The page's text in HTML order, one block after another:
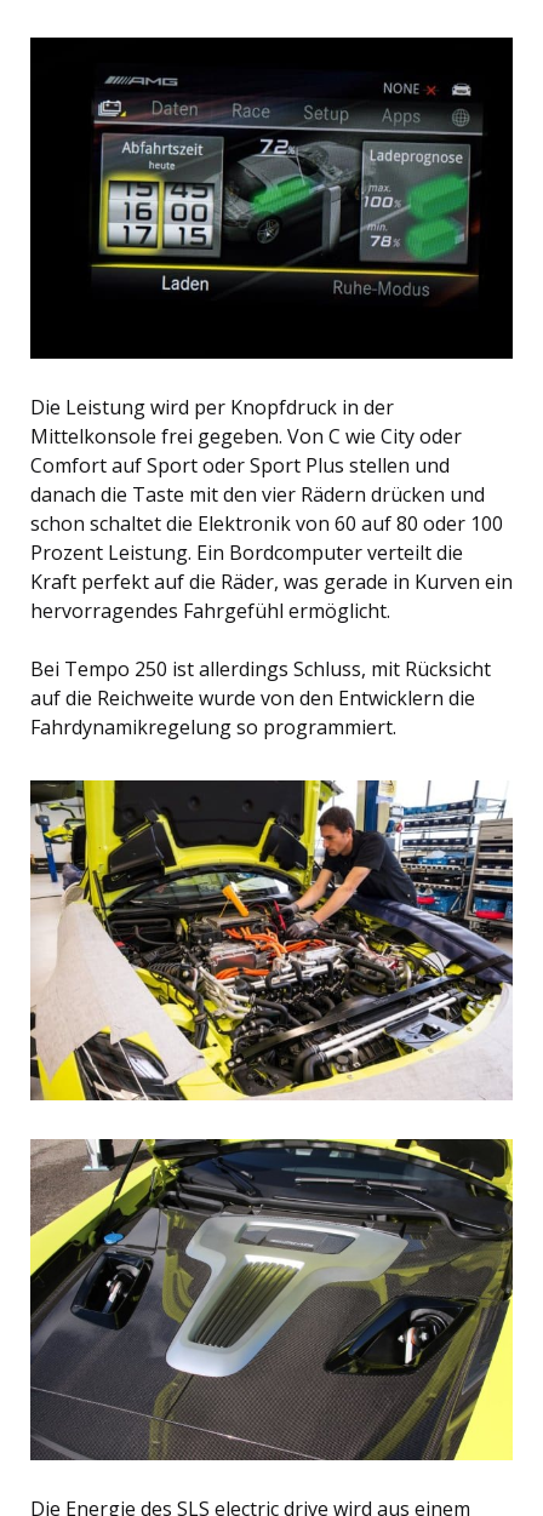
Die Leistung wird per Knopfdruck in der
Mittelkonsole frei gegeben. Von C wie City oder
Comfort auf Sport oder Sport Plus stellen und
danach die Taste mit den vier Rädern drücken und
schon schaltet die Elektronik von 60 auf 80 oder 100
Prozent Leistung. Ein Bordcomputer verteilt die
Kraft perfekt auf die Räder, was gerade in Kurven ein
hervorragendes Fahrgefühl ermöglicht.
Bei Tempo 250 ist allerdings Schluss, mit Rücksicht
auf die Reichweite wurde von den Entwicklern die
Fahrdynamikregelung so programmiert.
Die Energie des SLS electric drive wird aus einem